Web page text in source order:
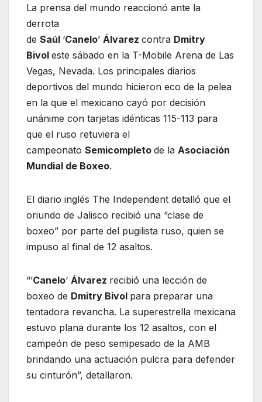
La prensa del mundo reaccionó ante la
derrota
de Saúl ‘Canelo’ Álvarez contra Dmitry
Bivol este sábado en la T-Mobile Arena de Las
Vegas, Nevada. Los principales diarios
deportivos del mundo hicieron eco de la pelea
en la que el mexicano cayó por decisión
unánime con tarjetas idénticas 115-113 para
que el ruso retuviera el
campeonato Semicompleto de la Asociación
Mundial de Boxeo.
El diario inglés The Independent detalló que el
oriundo de Jalisco recibió una “clase de
boxeo” por parte del pugilista ruso, quien se
impuso al final de 12 asaltos.
“’Canelo‘ Álvarez recibió una lección de
boxeo de Dmitry Bivol para preparar una
tentadora revancha. La superestrella mexicana
estuvo plana durante los 12 asaltos, con el
campeón de peso semipesado de la AMB
brindando una actuación pulcra para defender
su cinturón”, detallaron.